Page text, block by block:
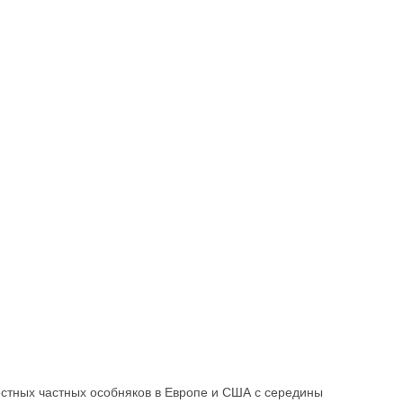
частных особняков в Европе и США с середины